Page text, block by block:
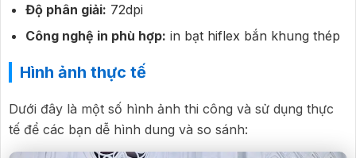
Độ phân giải: 72dpi
Công nghệ in phù hợp: in bạt hiflex bắn khung thép
Hình ảnh thực tế
Dưới đây là một số hình ảnh thi công và sử dụng thực
tế để các bạn dễ hình dung và so sánh: